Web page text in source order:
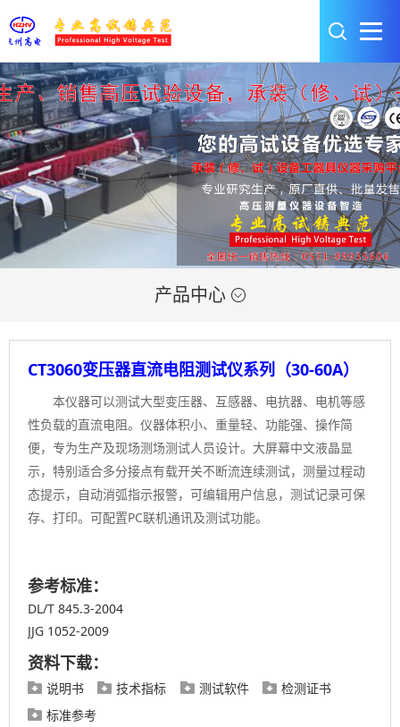
产品中心 
CT3060变压器直流电阻测试仪系列（30-60A）
本仪器可以测试大型变压器、互感器、电抗器、电机等感
性负载的直流电阻。仪器体积小、重量轻、功能强、操作简
便，专为生产及现场测场测试人员设计。大屏幕中文液晶显
示，特别适合多分接点有载开关不断流连续测试，测量过程动
态提示，自动消弧指示报警，可编辑用户信息，测试记录可保
存、打印。可配置PC联机通讯及测试功能。
参考标准：
DL/T 845.3-2004
JJG 1052-2009
资料下载：
 说明书  技术指标  测试软件  检测证书
 标准参考